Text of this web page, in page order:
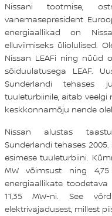
Nissani tootmise,
vanemasepresident
energiaallikad on
elluviimiseks üliolulised.
Nissan LEAFi ning nüüd
sõiduulatusega LEAF.
Sunderlandi tehases
tuuleturbiinile, aitab
keskkonnamõju nende
Nissan alustas
Sunderlandi tehases
esimese tuuleturbiini.
MW võimsust ning
energiaallikate
11,35 MW-ni. See
elektrivajadusest, millest